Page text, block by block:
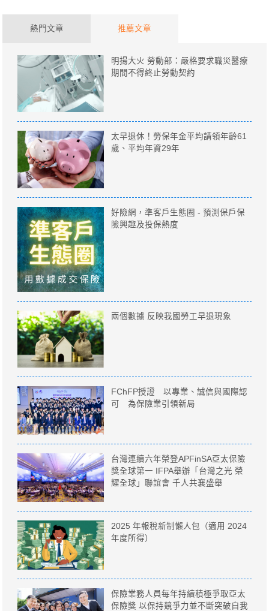
熱門文章 推薦文章
明揚大火 勞動部：嚴格要求職災醫療
期間不得終止勞動契約
太早退休！勞保年金平均請領年齡61
歲、平均年資29年
好險網，準客戶生態圈 - 預測保戶保
險興趣及投保熱度
兩個數據 反映我國勞工早退現象
FChFP授證 以專業、誠信與國際認
可 為保險業引領新局
台灣連續六年榮登APFinSA亞太保險
獎全球第一 IFPA舉辦「台灣之光 榮
耀全球」聯誼會 千人共襄盛舉
2025 年報稅新制懶人包（適用 2024
年度所得）
保險業務人員每年持續積極爭取亞太
保險獎 以保持競爭力並不斷突破自我